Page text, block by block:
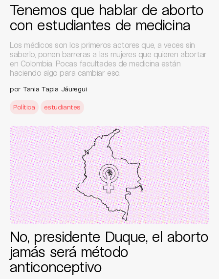
Tenemos que hablar de aborto
con estudiantes de medicina
Los médicos son los primeros actores que, a veces sin
saberlo, ponen barreras a las mujeres que quieren abortar
en Colombia. Pocas facultades de medicina están
haciendo algo para cambiar eso.
por Tania Tapia Jáuregui
Política estudiantes
No, presidente Duque, el aborto
jamás será método
anticonceptivo